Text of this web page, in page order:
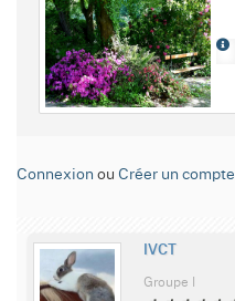
Connexion ou Créer un compte
IVCT
Groupe I